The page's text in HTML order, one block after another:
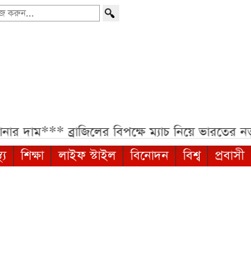
দাম*** ব্রাজিলের বিপক্ষে ম্যাচ নিয়ে ভারতের নতুন
শিক্ষা লাইফ স্টাইল বিনোদন বিশ্ব প্রবাসী